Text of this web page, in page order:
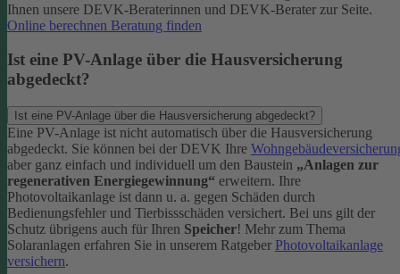
Ihnen unsere DEVK-Beraterinnen und DEVK-Berater zur Seite.
Online berechnen Beratung finden
Ist eine PV-Anlage über die Hausversicherung
abgedeckt?
Ist eine PV-Anlage über die Hausversicherung abgedeckt?
Eine PV-Anlage ist nicht automatisch über die Hausversicherung
abgedeckt. Sie können bei der DEVK Ihre
aber ganz einfach und individuell um den Baustein „Anlagen zur
regenerativen Energiegewinnung“ erweitern. Ihre
Photovoltaikanlage ist dann u. a. gegen Schäden durch
Bedienungsfehler und Tierbissschäden versichert. Bei uns gilt der
Schutz übrigens auch für Ihren Speicher! Mehr zum Thema
Solaranlagen erfahren Sie in unserem Ratgeber Photovoltaikanlage
versichern.